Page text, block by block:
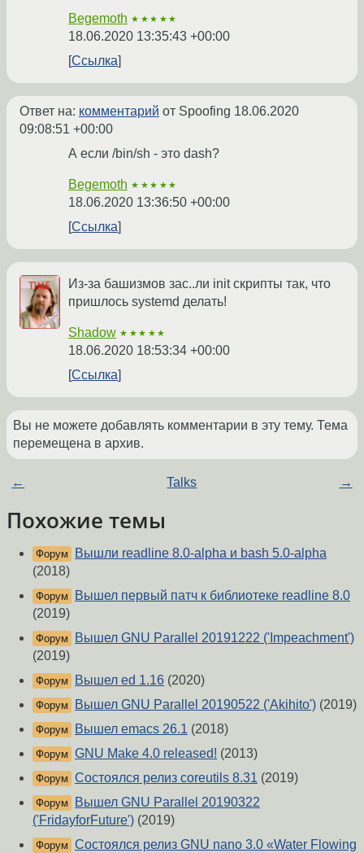
Begemoth ★★★★★
18.06.2020 13:35:43 +00:00
Ссылка
Ответ на: комментарий от Spoofing 18.06.2020
09:08:51 +00:00
А если /bin/sh - это dash?
Begemoth ★★★★★
18.06.2020 13:36:50 +00:00
Ссылка
Из-за башизмов зас..ли init скрипты так, что
пришлось systemd делать!
Shadow ★★★★★
18.06.2020 18:53:34 +00:00
Ссылка
Вы не можете добавлять комментарии в эту тему. Тема
перемещена в архив.
← Talks →
Похожие темы
Форум
Вышли readline 8.0-alpha и bash 5.0-alpha
(2018)
Форум
Вышел первый патч к библиотеке readline 8.0
(2019)
Форум
Вышел GNU Parallel 20191222 ('Impeachment')
(2019)
Форум Вышел ed 1.16 (2020)
Форум Вышел GNU Parallel 20190522 ('Akihito') (2019)
Форум Вышел emacs 26.1 (2018)
Форум GNU Make 4.0 released! (2013)
Форум Состоялся релиз coreutils 8.31 (2019)
Форум
Вышел GNU Parallel 20190322
('FridayforFuture') (2019)
Форум Состоялся релиз GNU nano 3.0 «Water Flowing